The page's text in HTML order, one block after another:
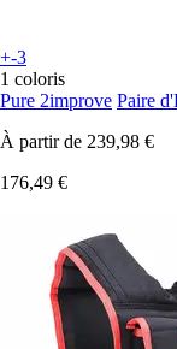
+-3
1 coloris
Pure 2improve Paire
À partir de 239,98 €
176,49 €